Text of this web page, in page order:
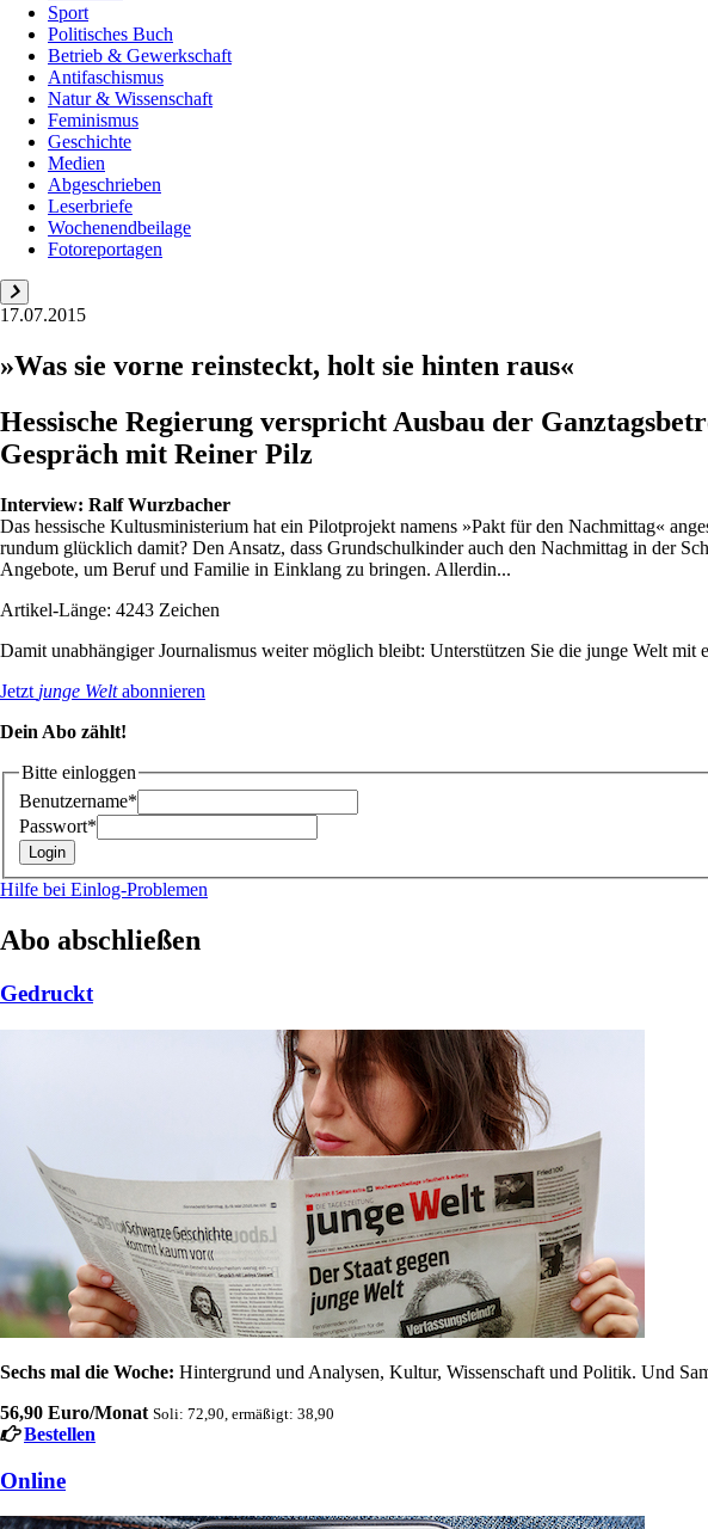
Sport
Politisches Buch
Betrieb & Gewerkschaft
Antifaschismus
Natur & Wissenschaft
Feminismus
Geschichte
Medien
Abgeschrieben
Leserbriefe
Wochenendbeilage
Fotoreportagen
17.07.2015
»Was sie vorne reinsteckt, holt sie hinten raus«
Hessische Regierung verspricht Ausbau der
Gespräch mit Reiner Pilz
Interview: Ralf Wurzbacher
Das hessische Kultusministerium hat ein Pilotprojekt namens »Pakt für den Nachmittag«
rundum glücklich damit? Den Ansatz, dass Grundschulkinder auch den Nachmittag in der
Angebote, um Beruf und Familie in Einklang zu bringen. Allerdin...
Artikel-Länge: 4243 Zeichen
Damit unabhängiger Journalismus weiter möglich bleibt: Unterstützen Sie die junge Welt
Jetzt junge Weltabonnieren
Dein Abo zählt!
Bitte einloggen
Benutzername*
Passwort*
Hilfe bei Einlog-Problemen
Abo abschließen
Gedruckt
Sechs mal die Woche: Hintergrund und Analysen, Kultur, Wissenschaft und Politik. Und
56,90 Euro/Monat Soli: 72,90, ermäßigt: 38,90
Bestellen
Online